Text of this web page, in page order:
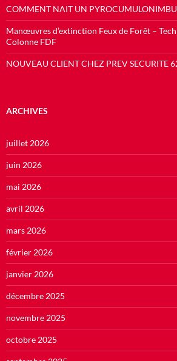
COMMENT NAIT UN
Manœuvres d’extinction Feux de Forêt –
Colonne FDF
NOUVEAU CLIENT CHEZ PREV SECURITE
ARCHIVES
juillet 2026
juin 2026
mai 2026
avril 2026
mars 2026
février 2026
janvier 2026
décembre 2025
novembre 2025
octobre 2025